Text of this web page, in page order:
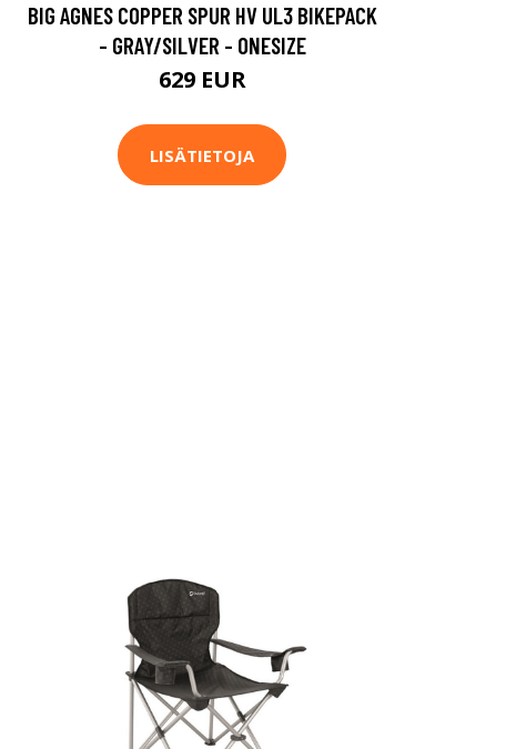
BIG AGNES COPPER SPUR HV UL3 BIKEPACK
- GRAY/SILVER - ONESIZE
629 EUR
LISÄTIETOJA